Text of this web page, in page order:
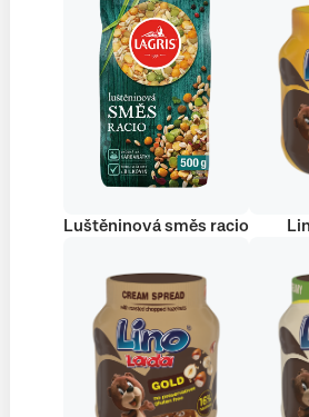
Luštěninová směs racio